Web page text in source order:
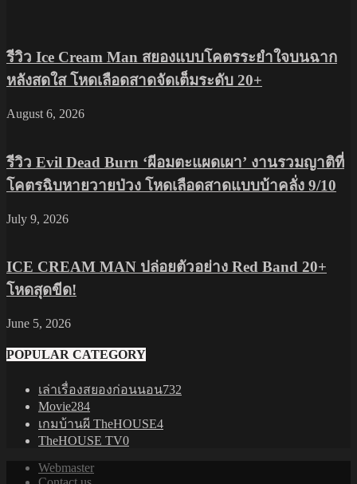
รีวิว Ice Cream Man สยองแบบโคตรระยำใจบนฉาก
หลังสดใส โหดเลือดสาดจัดเต็มระดับ 20+
August 6, 2026
รีวิว Evil Dead Burn ‘ผีอมตะแผดเผา’ งานรวมญาติที่
โคตรฉิบหายวายป่วง โหดเลือดสาดแบบบ้าคลั่ง 9/10
July 9, 2026
ICE CREAM MAN ปล่อยตัวอย่าง Red Band 20+
โหดสุดขีด!
June 5, 2026
POPULAR CATEGORY
เล่าเรื่องสยองก่อนนอน732
Movie284
เกมบ้านผี TheHOUSE4
TheHOUSE TV0
Webmaster